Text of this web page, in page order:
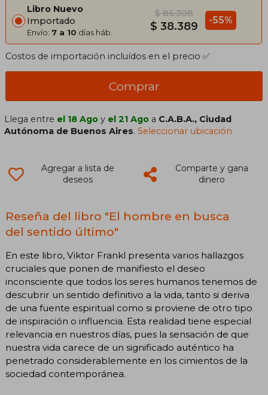
Libro Nuevo
Importado
Envío: 7 a 10 días háb.
$ 85.308
$ 38.389 -55%
Costos de importación incluídos en el precio ✅
Comprar
Llega entre el 18 Ago y el 21 Ago a C.A.B.A., Ciudad
Autónoma de Buenos Aires.Seleccionar ubicación
Agregar a lista de
deseos
Comparte y gana
dinero
Reseña del libro "El hombre en busca
del sentido último"
En este libro, Viktor Frankl presenta varios hallazgos
cruciales que ponen de manifiesto el deseo
inconsciente que todos los seres humanos tenemos de
descubrir un sentido definitivo a la vida, tanto si deriva
de una fuente espiritual como si proviene de otro tipo
de inspiración o influencia. Esta realidad tiene especial
relevancia en nuestros días, pues la sensación de que
nuestra vida carece de un significado auténtico ha
penetrado considerablemente en los cimientos de la
sociedad contemporánea.